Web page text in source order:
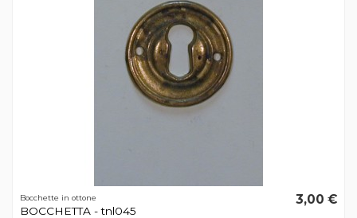
Bocchette in ottone
BOCCHETTA - tnl045
3,00 €